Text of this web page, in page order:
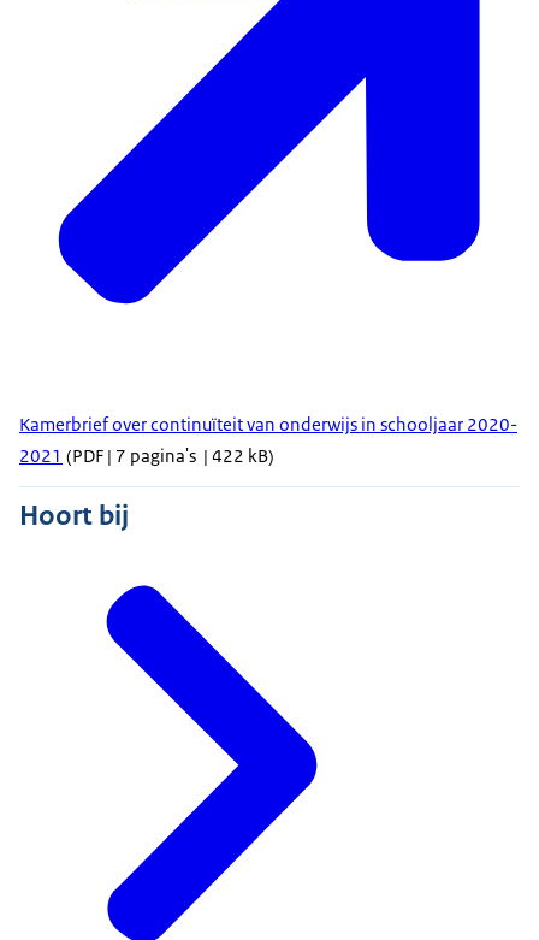
Kamerbrief over continuïteit van onderwijs in schooljaar 2020-
2021 (PDF | 7 pagina's | 422 kB)
Hoort bij